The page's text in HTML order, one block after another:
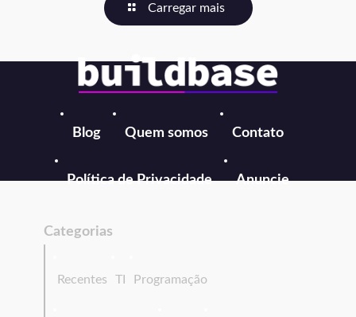
Carregar mais
Blog Quem somos Contato
Política de Privacidade Anuncie
Categorias
Recentes TI Programação